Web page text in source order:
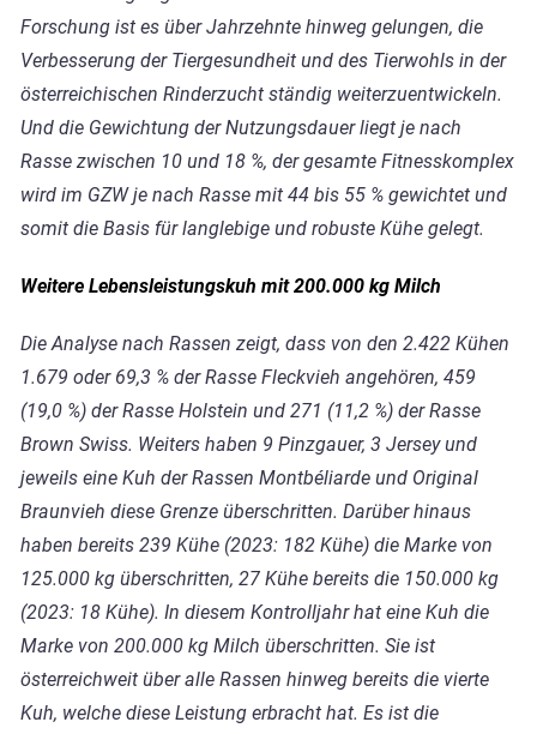
Forschung ist es über Jahrzehnte hinweg gelungen, die
Verbesserung der Tiergesundheit und des Tierwohls in der
österreichischen Rinderzucht ständig weiterzuentwickeln.
Und die Gewichtung der Nutzungsdauer liegt je nach
Rasse zwischen 10 und 18 %, der gesamte Fitnesskomplex
wird im GZW je nach Rasse mit 44 bis 55 % gewichtet und
somit die Basis für langlebige und robuste Kühe gelegt.
Weitere Lebensleistungskuh mit 200.000 kg Milch
Die Analyse nach Rassen zeigt, dass von den 2.422 Kühen
1.679 oder 69,3 % der Rasse Fleckvieh angehören, 459
(19,0 %) der Rasse Holstein und 271 (11,2 %) der Rasse
Brown Swiss. Weiters haben 9 Pinzgauer, 3 Jersey und
jeweils eine Kuh der Rassen Montbéliarde und Original
Braunvieh diese Grenze überschritten. Darüber hinaus
haben bereits 239 Kühe (2023: 182 Kühe) die Marke von
125.000 kg überschritten, 27 Kühe bereits die 150.000 kg
(2023: 18 Kühe). In diesem Kontrolljahr hat eine Kuh die
Marke von 200.000 kg Milch überschritten. Sie ist
österreichweit über alle Rassen hinweg bereits die vierte
Kuh, welche diese Leistung erbracht hat. Es ist die